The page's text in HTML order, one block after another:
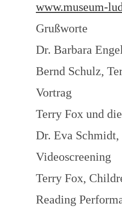
www.museum-
Grußworte
Dr. Barbara
Bernd Schulz,
Vortrag
Terry Fox und
Dr. Eva Schmidt,
Videoscreening
Terry Fox,
Reading